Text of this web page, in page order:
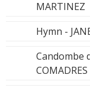
MARTINEZ
Hymn -
Candombe
COMADRES